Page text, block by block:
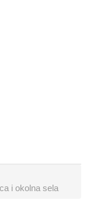
i okolna sela